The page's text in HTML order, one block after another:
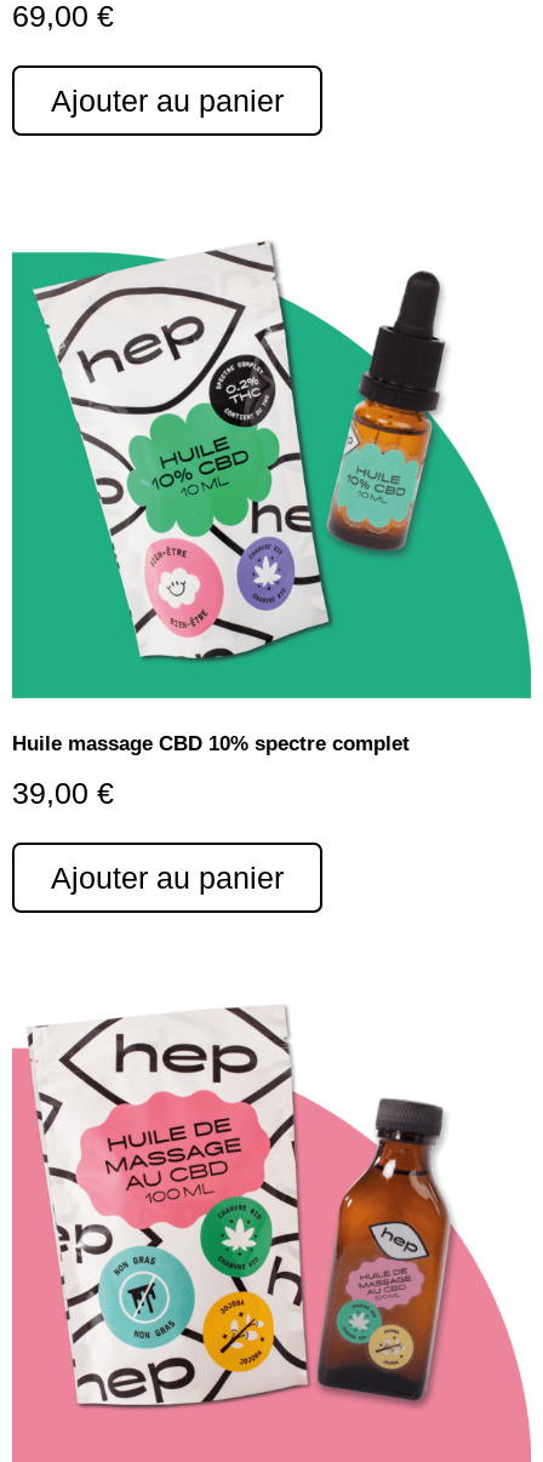
69,00 €
Ajouter au panier
Huile massage CBD 10% spectre complet
39,00 €
Ajouter au panier